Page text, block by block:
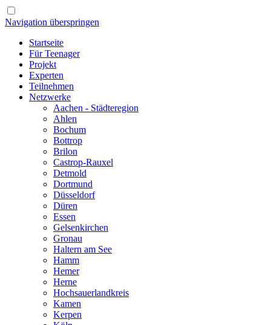
Navigation überspringen
Startseite
Für Teenager
Projekt
Experten
Teilnehmen
Netzwerke
Aachen - Städteregion
Ahlen
Bochum
Bottrop
Brilon
Castrop-Rauxel
Detmold
Dortmund
Düsseldorf
Düren
Essen
Gelsenkirchen
Gronau
Haltern am See
Hamm
Hemer
Herne
Hochsauerlandkreis
Kamen
Kerpen